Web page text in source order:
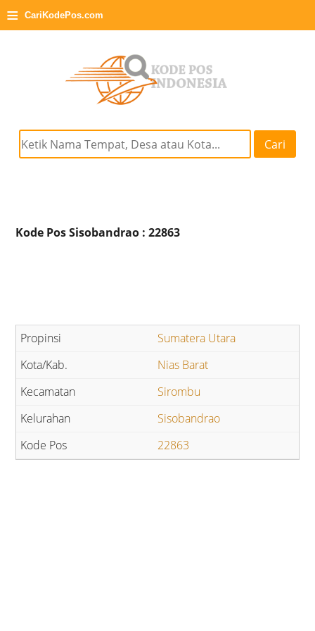
≡ CariKodePos.com
Cari
Kode Pos Sisobandrao : 22863
Sumatera Utara
Nias Barat
Sirombu
Sisobandrao
22863